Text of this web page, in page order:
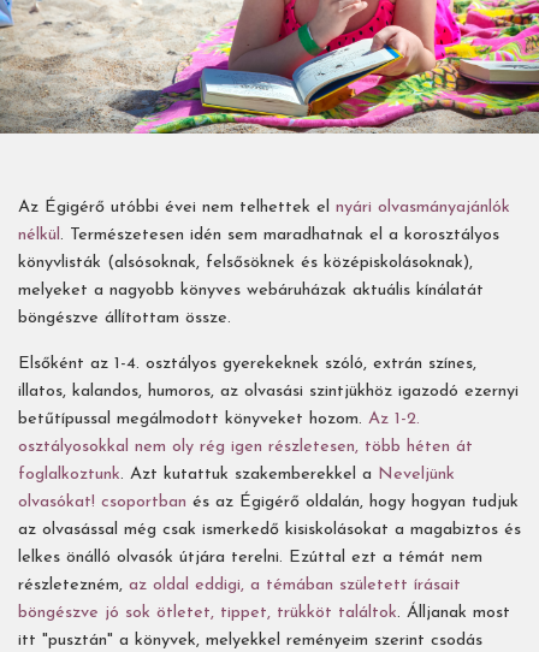
Az Égigérő utóbbi évei nem telhettek el nyári olvasmányajánlók
nélkül. Természetesen idén sem maradhatnak el a korosztályos
könyvlisták (alsósoknak, felsősöknek és középiskolásoknak),
melyeket a nagyobb könyves webáruházak aktuális kínálatát
böngészve állítottam össze.
Elsőként az 1-4. osztályos gyerekeknek szóló, extrán színes,
illatos, kalandos, humoros, az olvasási szintjükhöz igazodó ezernyi
betűtípussal megálmodott könyveket hozom. Az 1-2.
osztályosokkal nem oly rég igen részletesen, több héten át
foglalkoztunk. Azt kutattuk szakemberekkel a Neveljünk
olvasókat! csoportban és az Égigérő oldalán, hogy hogyan tudjuk
az olvasással még csak ismerkedő kisiskolásokat a magabiztos és
lelkes önálló olvasók útjára terelni. Ezúttal ezt a témát nem
részletezném, az oldal eddigi, a témában született írásait
böngészve jó sok ötletet, tippet, trükköt találtok. Álljanak most
itt "pusztán" a könyvek, melyekkel reményeim szerint csodás